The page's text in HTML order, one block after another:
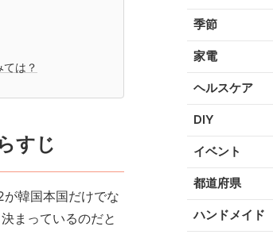
は？
すじ
韓国本国だけでな
まっているのだと
季節
家電
ヘルスケア
DIY
イベント
都道府県
ハンドメイド